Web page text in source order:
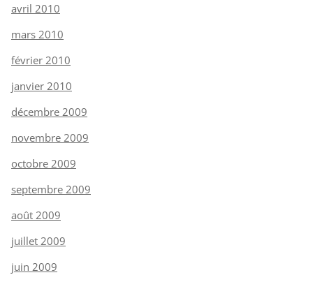
avril 2010
mars 2010
février 2010
janvier 2010
décembre 2009
novembre 2009
octobre 2009
septembre 2009
août 2009
juillet 2009
juin 2009